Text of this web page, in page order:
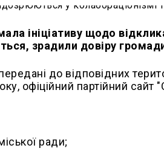
ініціативу щодо
зрадили довіру
до відповідних
офіційний партійний сайт
ради;